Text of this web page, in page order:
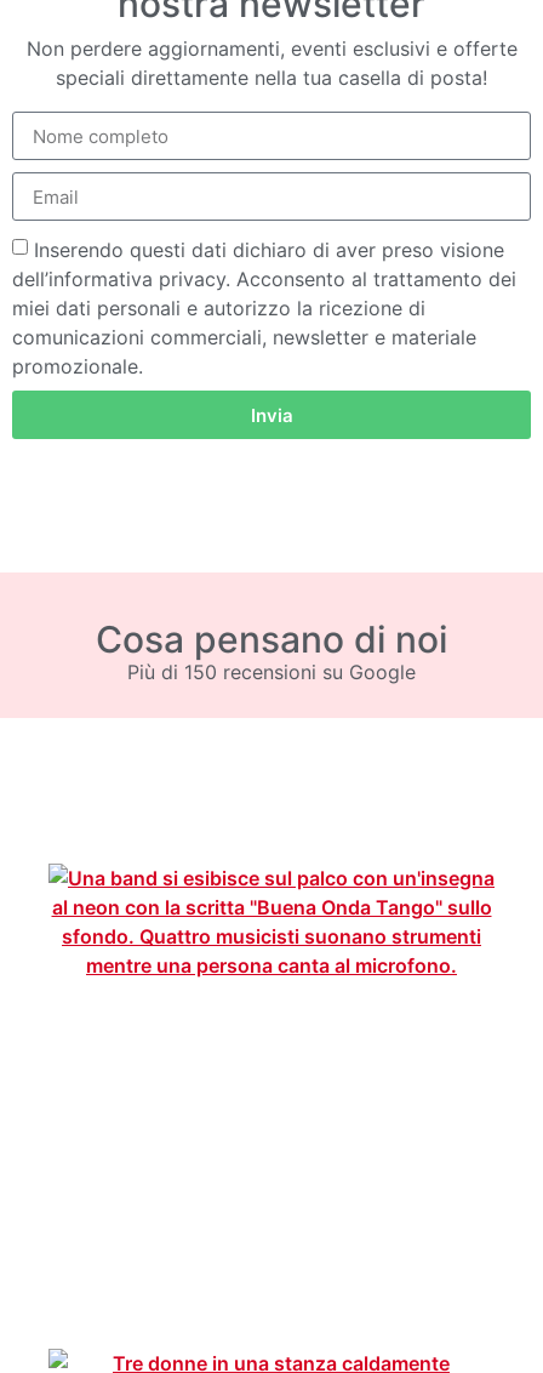
Non perdere aggiornamenti, eventi esclusivi e offerte
speciali direttamente nella tua casella di posta!
Inserendo questi dati dichiaro di aver preso visione
dell’informativa privacy. Acconsento al trattamento dei
miei dati personali e autorizzo la ricezione di
comunicazioni commerciali, newsletter e materiale
promozionale.
Invia
Cosa pensano di noi
Più di 150 recensioni su Google